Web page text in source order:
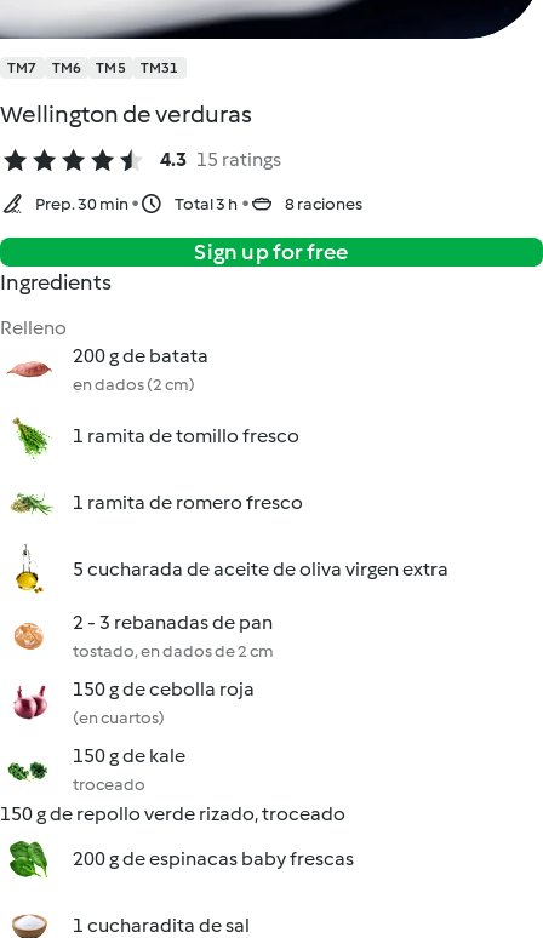
TM7 TM6 TM5 TM31
Wellington de verduras
4.3 15 ratings
Prep. 30 min Total 3 h 8 raciones
Sign up for free
Ingredients
Relleno
200 g de batata
en dados (2 cm)
1 ramita de tomillo fresco
1 ramita de romero fresco
5 cucharada de aceite de oliva virgen extra
2 - 3 rebanadas de pan
tostado, en dados de 2 cm
150 g de cebolla roja
(en cuartos)
150 g de kale
troceado
150 g de repollo verde rizado, troceado
200 g de espinacas baby frescas
1 cucharadita de sal